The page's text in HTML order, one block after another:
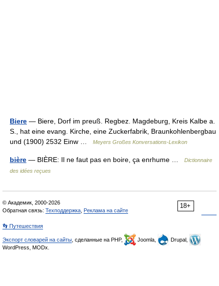
Biere — Biere, Dorf im preuß. Regbez. Magdeburg, Kreis Kalbe a.
S., hat eine evang. Kirche, eine Zuckerfabrik, Braunkohlenbergbau
und (1900) 2532 Einw …
Meyers Großes Konversations-Lexikon
bière — BIÈRE: Il ne faut pas en boire, ça enrhume …
Dictionnaire
des idées reçues
18+
© Академик, 2000-2026
Обратная связь: Техподдержка Реклама на сайте
👣 Путешествия
Экспорт словарей на сайты , сделанные на PHP, Joomla,
Drupal,
WordPress, MODx.